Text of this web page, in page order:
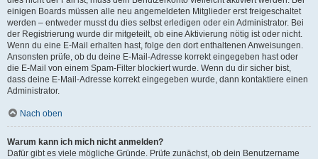
einigen Boards müssen alle neu angemeldeten Mitglieder erst freigeschaltet
werden – entweder musst du dies selbst erledigen oder ein Administrator. Bei
der Registrierung wurde dir mitgeteilt, ob eine Aktivierung nötig ist oder nicht.
Wenn du eine E-Mail erhalten hast, folge den dort enthaltenen Anweisungen.
Ansonsten prüfe, ob du deine E-Mail-Adresse korrekt eingegeben hast oder
die E-Mail von einem Spam-Filter blockiert wurde. Wenn du dir sicher bist,
dass deine E-Mail-Adresse korrekt eingegeben wurde, dann kontaktiere einen
Administrator.
Nach oben
Warum kann ich mich nicht anmelden?
Dafür gibt es viele mögliche Gründe. Prüfe zunächst, ob dein Benutzername